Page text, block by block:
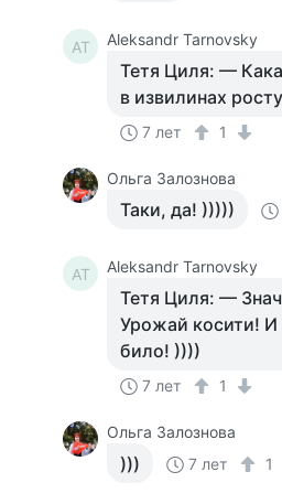
AT Aleksandr Tarnovsky
Тетя Циля: —
в извилинах
7 лет 1
Ольга Залознова
Таки, да! )))))
AT Aleksandr Tarnovsky
Тетя Циля: —
Урожай косити! И
било! ))))
7 лет 1
Ольга Залознова
))) 7 лет 1